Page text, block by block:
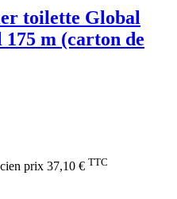
toilette Global
m (carton de
prix 37,10 € TTC